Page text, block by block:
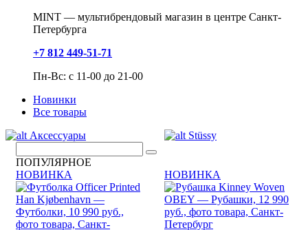
MINT — мультибрендовый магазин в центре Санкт-
Петербурга
+7 812 449-51-71
Пн-Вс: с 11-00 до 21-00
Новинки
Все товары
Аксессуары
Stüssy
ПОПУЛЯРНОЕ
НОВИНКА
НОВИНКА